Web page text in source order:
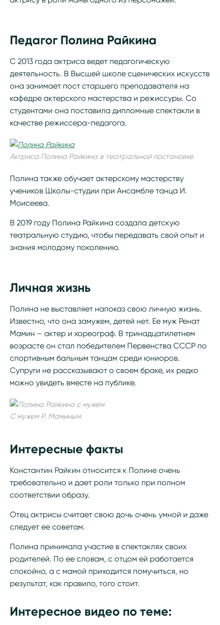
Педагог Полина Райкина
С 2013 года актриса ведет педагогическую
деятельность. В Высшей школе сценических искусств
она занимает пост старшего преподавателя на
кафедре актерского мастерства и режиссуры. Со
студентами она поставила дипломные спектакли в
качестве режиссера-педагога.
Актриса Полина Райкина в театральной постановке
Полина также обучает актерскому мастерству
учеников Школы-студии при Ансамбле танца И.
Моисеева.
В 2019 году Полина Райкина создала детскую
театральную студию, чтобы передавать свой опыт и
знания молодому поколению.
Личная жизнь
Полина не выставляет напоказ свою личную жизнь.
Известно, что она замужем, детей нет. Ее муж Ренат
Мамин – актер и хореограф. В тринадцатилетнем
возрасте он стал победителем Первенства СССР по
спортивным бальным танцам среди юниоров.
Супруги не рассказывают о своем браке, их редко
можно увидеть вместе на публике.
С мужем Р. Маминым
Интересные факты
Константин Райкин относится к Полине очень
требовательно и дает роли только при полном
соответствии образу.
Отец актрисы считает свою дочь очень умной и даже
следует ее советам.
Полина принимала участие в спектаклях своих
родителей. По ее словам, с отцом ей работается
спокойно, а с мамой приходится помучиться, но
результат, как правило, того стоит.
Интересное видео по теме: